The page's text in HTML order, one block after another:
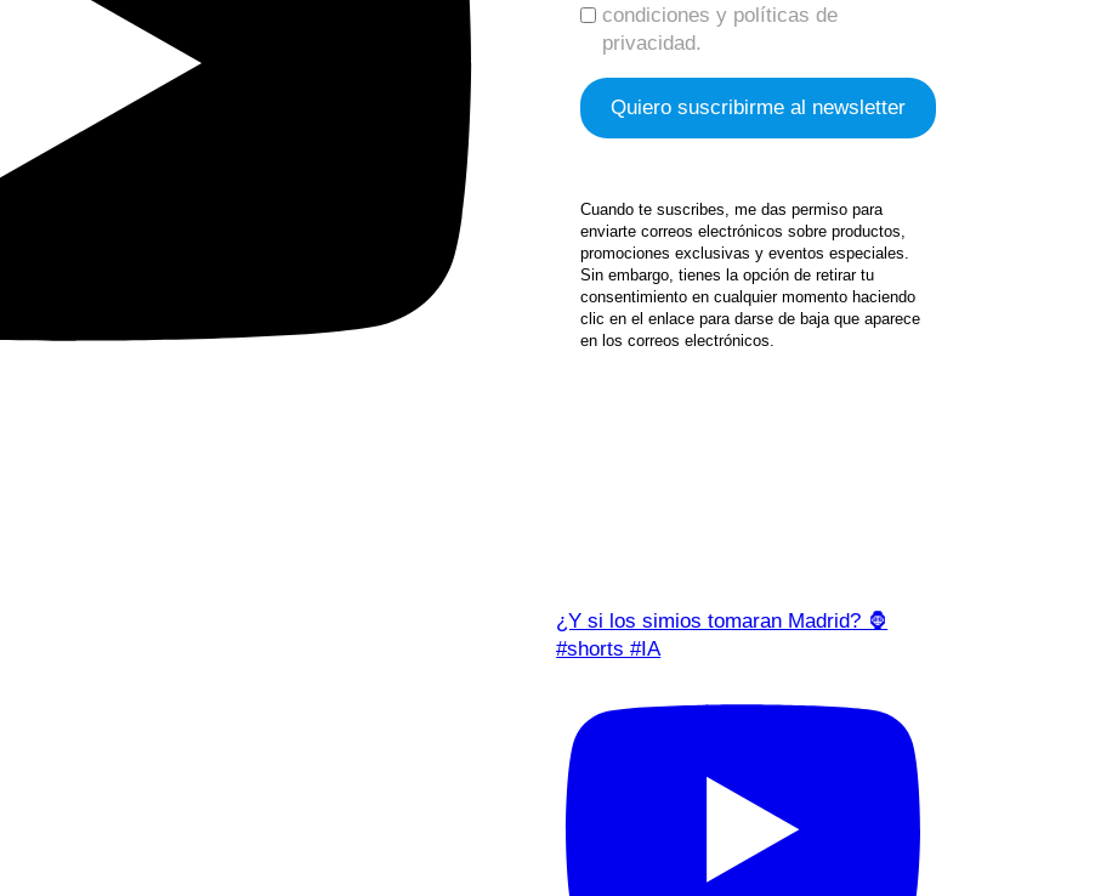
condiciones y políticas de
privacidad.
Cuando te suscribes, me das permiso para
enviarte correos electrónicos sobre productos,
promociones exclusivas y eventos especiales.
Sin embargo, tienes la opción de retirar tu
consentimiento en cualquier momento haciendo
clic en el enlace para darse de baja que aparece
en los correos electrónicos.
¿Y si los simios tomaran Madrid? 🦍
#shorts #IA